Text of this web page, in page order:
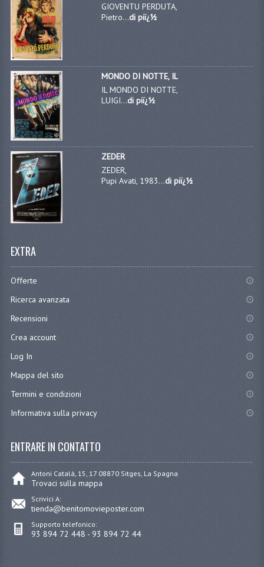
GIOVENTU PERDUTA,
Pietro...di piï¿½
MONDO DI NOTTE, IL
IL MONDO DI NOTTE,
LUIGI...di piï¿½
ZEDER
ZEDER,
Pupi Avati, 1983...di piï¿½
EXTRA
Offerte
Ricerca avanzata
Recensioni
Crea account
Log In
Mappa del sito
Termini e condizioni
Informativa sulla privacy
ENTRARE IN CONTATTO
Antoni Catalá, 15, 17 08870 Sitges, La Spagna
Trovaci sulla mappa
Scrivici A:
tienda@benitomovieposter.com
Supporto telefonico:
93 894 72 448 - 93 894 72 44